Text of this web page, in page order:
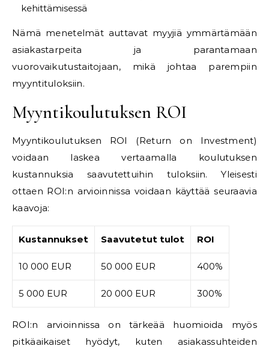
kehittämisessä
Nämä menetelmät auttavat myyjiä ymmärtämään
asiakastarpeita ja parantamaan
vuorovaikutustaitojaan, mikä johtaa parempiin
myyntituloksiin.
Myyntikoulutuksen ROI
Myyntikoulutuksen ROI (Return on Investment)
voidaan laskea vertaamalla koulutuksen
kustannuksia saavutettuihin tuloksiin. Yleisesti
ottaen ROI:n arvioinnissa voidaan käyttää seuraavia
kaavoja:
Kustannukset Saavutetut tulot ROI
10 000 EUR 50 000 EUR 400%
5 000 EUR 20 000 EUR 300%
ROI:n arvioinnissa on tärkeää huomioida myös
pitkäaikaiset hyödyt, kuten asiakassuhteiden